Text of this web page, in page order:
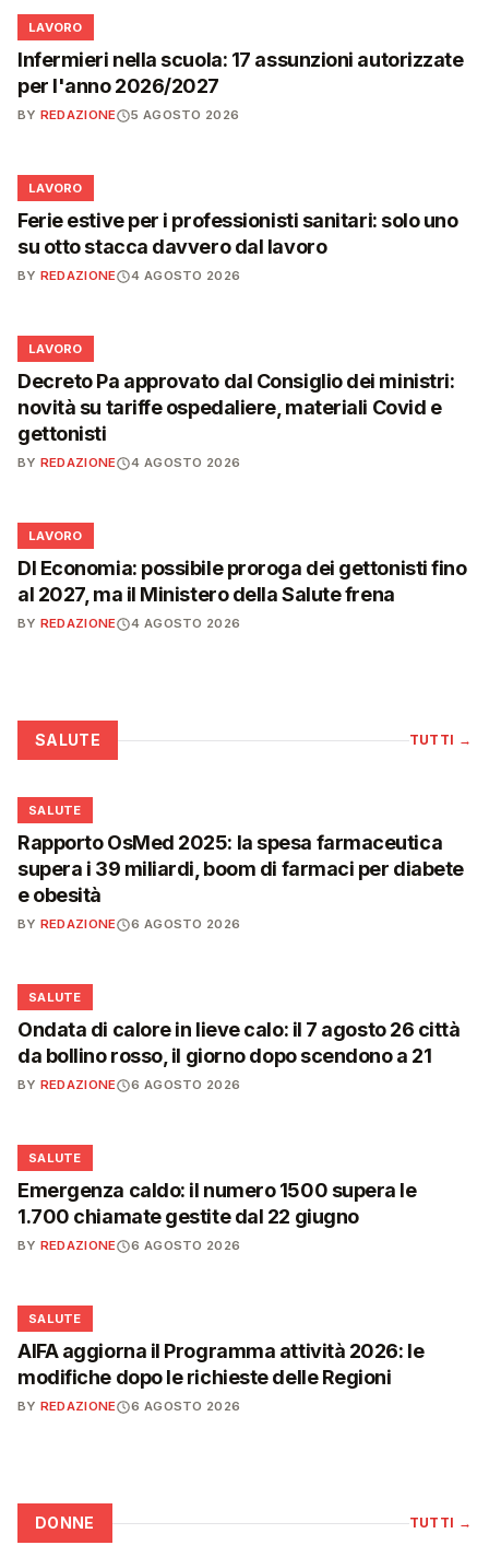
💼
LAVORO
Infermieri nella scuola: 17 assunzioni autorizzate
per l'anno 2026/2027
BY REDAZIONE 5 AGOSTO 2026
💼
LAVORO
Ferie estive per i professionisti sanitari: solo uno
su otto stacca davvero dal lavoro
BY REDAZIONE 4 AGOSTO 2026
💼
LAVORO
Decreto Pa approvato dal Consiglio dei ministri:
novità su tariffe ospedaliere, materiali Covid e
gettonisti
BY REDAZIONE 4 AGOSTO 2026
💼
LAVORO
Dl Economia: possibile proroga dei gettonisti fino
al 2027, ma il Ministero della Salute frena
BY REDAZIONE 4 AGOSTO 2026
SALUTE TUTTI →
❤️
SALUTE
Rapporto OsMed 2025: la spesa farmaceutica
supera i 39 miliardi, boom di farmaci per diabete
e obesità
BY REDAZIONE 6 AGOSTO 2026
❤️
SALUTE
Ondata di calore in lieve calo: il 7 agosto 26 città
da bollino rosso, il giorno dopo scendono a 21
BY REDAZIONE 6 AGOSTO 2026
❤️
SALUTE
Emergenza caldo: il numero 1500 supera le
1.700 chiamate gestite dal 22 giugno
BY REDAZIONE 6 AGOSTO 2026
❤️
SALUTE
AIFA aggiorna il Programma attività 2026: le
modifiche dopo le richieste delle Regioni
BY REDAZIONE 6 AGOSTO 2026
DONNE TUTTI →